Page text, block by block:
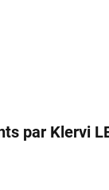
par Klervi